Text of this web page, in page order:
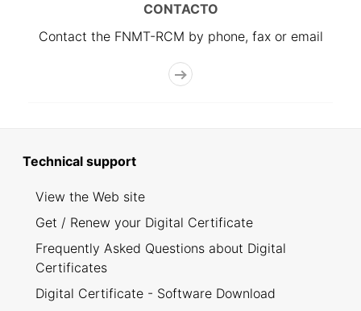
CONTACTO
Contact the FNMT-RCM by phone, fax or email
Technical support
View the Web site
Get / Renew your Digital Certificate
Frequently Asked Questions about Digital
Certificates
Digital Certificate - Software Download